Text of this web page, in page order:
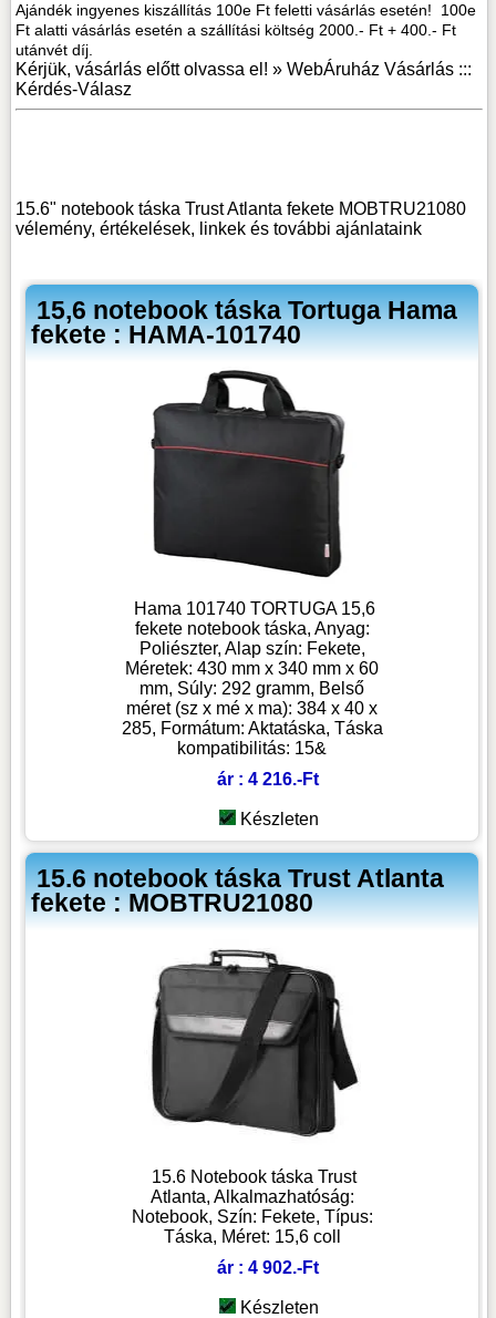
Ajándék ingyenes kiszállítás 100e Ft feletti vásárlás esetén! 100e
Ft alatti vásárlás esetén a szállítási költség 2000.- Ft + 400.- Ft
utánvét díj.
Kérjük, vásárlás előtt olvassa el! »WebÁruház Vásárlás :::
Kérdés-Válasz
15.6" notebook táska Trust Atlanta fekete MOBTRU21080
vélemény, értékelések, linkek és további ajánlataink
15,6 notebook táska Tortuga Hama
fekete : HAMA-101740
Hama 101740 TORTUGA 15,6
fekete notebook táska, Anyag:
Poliészter, Alap szín: Fekete,
Méretek: 430 mm x 340 mm x 60
mm, Súly: 292 gramm, Belső
méret (sz x mé x ma): 384 x 40 x
285, Formátum: Aktatáska, Táska
kompatibilitás: 15&
ár : 4 216.-Ft
Készleten
15.6 notebook táska Trust Atlanta
fekete : MOBTRU21080
15.6 Notebook táska Trust
Atlanta, Alkalmazhatóság:
Notebook, Szín: Fekete, Típus:
Táska, Méret: 15,6 coll
ár : 4 902.-Ft
Készleten